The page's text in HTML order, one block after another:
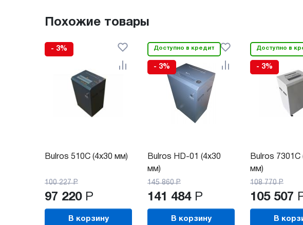
Похожие товары
- 3%
Bulros 510C (4x30 мм)
100 227 Р
97 220 Р
В корзину
Доступно в кредит
- 3%
Bulros HD-01 (4х30
мм)
145 860 Р
141 484 Р
В корзину
Доступно в
- 3%
Bulros 7301C
мм)
108 770 Р
105 507
В